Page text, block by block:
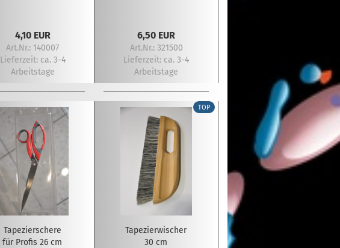
4,10 EUR
Art.Nr.: 140007
Lieferzeit: ca. 3-4
Arbeitstage
6,50 EUR
Art.Nr.: 321500
Lieferzeit: ca. 3-4
Arbeitstage
Tapezierschere
für Profis 26 cm
TOP
Tapezierwischer
30 cm